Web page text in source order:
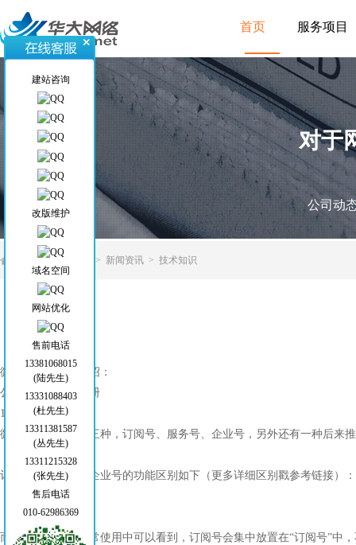
首页 服务项目
对于
公司动
当前位置 > > 新闻资讯 > 技术知识
微信公众号开发介绍：
公众号的类别和注册
1.1 公众号类别
微信公众号目前有三种，订阅号、服务号、企业号，另外还有一种后来
订阅号、服务号和企业号的功能区别如下（更多详细区别戳参考链接）：
而在我们微信的日常使用中可以看到，订阅号会集中放置在“订阅号”中
建站咨询
改版维护
域名空间
网站优化
售前电话
13381068015
(陆先生)
13331088403
(杜先生)
13311381587
(丛先生)
13311215328
(张先生)
售后电话
010-62986369